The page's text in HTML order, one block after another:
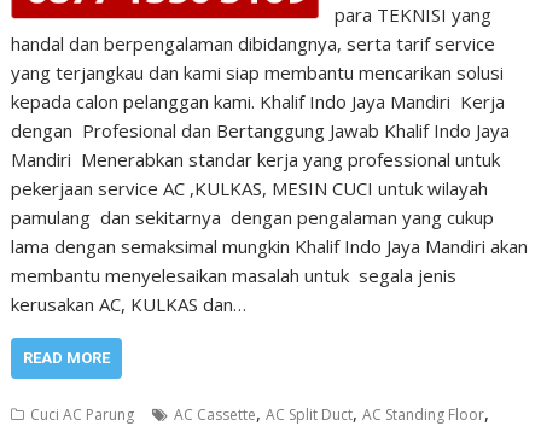
para TEKNISI yang
handal dan berpengalaman dibidangnya, serta tarif service
yang terjangkau dan kami siap membantu mencarikan solusi
kepada calon pelanggan kami. Khalif Indo Jaya Mandiri Kerja
dengan Profesional dan Bertanggung Jawab Khalif Indo Jaya
Mandiri Menerabkan standar kerja yang professional untuk
pekerjaan service AC ,KULKAS, MESIN CUCI untuk wilayah
pamulang dan sekitarnya dengan pengalaman yang cukup
lama dengan semaksimal mungkin Khalif Indo Jaya Mandiri akan
membantu menyelesaikan masalah untuk segala jenis
kerusakan AC, KULKAS dan…
READ MORE
Cuci AC Parung AC Cassette,AC Split Duct,AC Standing Floor,